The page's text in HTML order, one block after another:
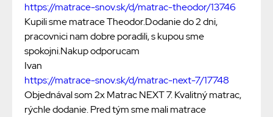
https://matrace-snov.sk/d/matrac-theodor/13746
Kupili sme matrace Theodor.Dodanie do 2 dni,
pracovnici nam dobre poradili, s kupou sme
spokojni.Nakup odporucam
Ivan
https://matrace-snov.sk/d/matrac-next-7/17748
Objednával som 2x Matrac NEXT 7. Kvalitný matrac,
rýchle dodanie. Pred tým sme mali matrace